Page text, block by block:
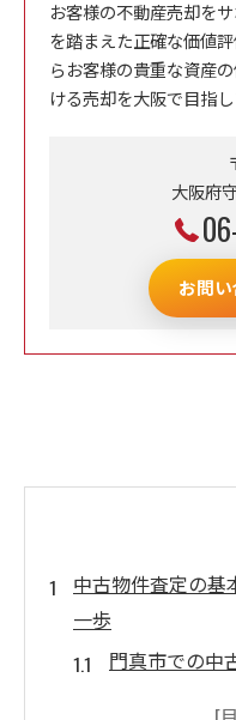
お客様の不動産売却を
を踏まえた正確な価値
らお客様の貴重な資産
ける売却を大阪で目指し
大阪府
お問
中古物件査定の基
一歩
門真市での中